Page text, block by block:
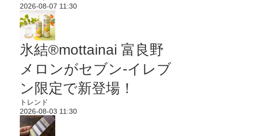
2026-08-07 11:30
氷結®mottainai 富良野
メロンがセブン‐イレブ
ン限定で新登場！
トレンド
2026-08-03 11:30